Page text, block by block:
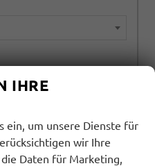
IHRE
ein, um unsere Dienste für
wir Ihre
Daten für Marketing,